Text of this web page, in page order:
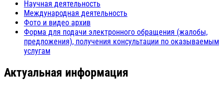
Научная деятельность
Международная деятельность
Фото и видео архив
Форма для подачи электронного обращения (жалобы,
предложения), получения консультации по оказываемым
услугам
Актуальная информация